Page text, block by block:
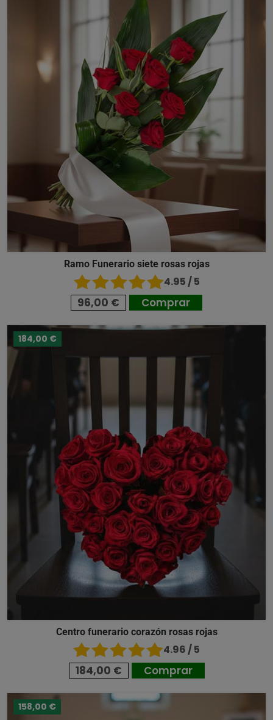
Ramo Funerario siete rosas rojas
4.95 / 5
96,00 € Comprar
184,00 €
Centro funerario corazón rosas rojas
4.96 / 5
184,00 € Comprar
158,00 €